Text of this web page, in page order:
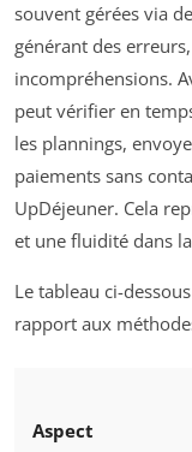
souvent gérées via
générant des
incompréhensions.
peut vérifier en
les plannings,
paiements sans
UpDéjeuner. Cela
et une fluidité dans
Le tableau ci-
rapport aux
Aspect